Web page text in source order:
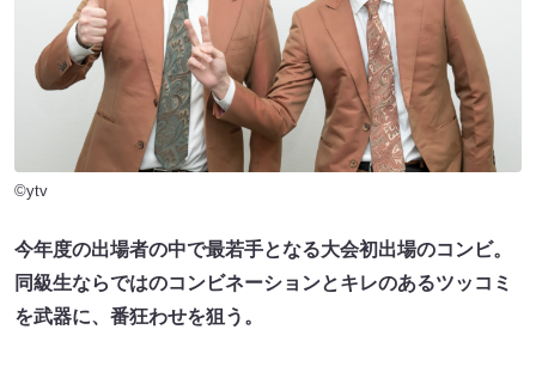
©ytv
今年度の出場者の中で最若手となる大会初出場のコンビ。
同級生ならではのコンビネーションとキレのあるツッコミ
を武器に、番狂わせを狙う。